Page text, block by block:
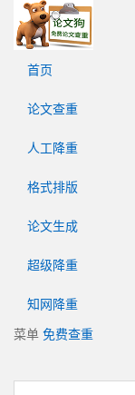
首页
论文查重
人工降重
格式排版
论文生成
超级降重
知网降重
菜单 免费查重